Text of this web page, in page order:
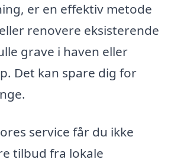
er en effektiv metode
renovere eksisterende
grave i haven eller
Det kan spare dig for
service får du ikke
tilbud fra lokale